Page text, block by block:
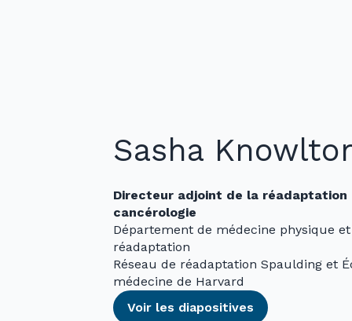
Sasha
Directeur adjoint de la réadaptation
cancérologie
Département de médecine physique
réadaptation
Réseau de réadaptation Spaulding et
médecine de Harvard
Voir les diapositives